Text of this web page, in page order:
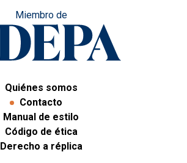
Miembro de
Quiénes somos
Contacto
Manual de estilo
Código de ética
Derecho a réplica